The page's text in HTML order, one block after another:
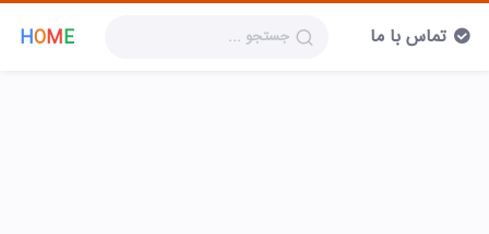
HOME تماس با ما